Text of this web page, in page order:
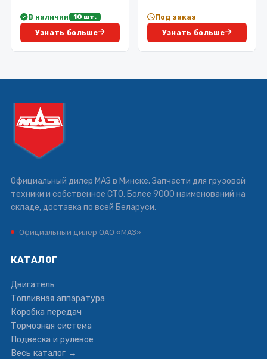
В наличии 10 шт.
Узнать больше
Под заказ
Узнать больше
Официальный дилер МАЗ в Минске. Запчасти для грузовой
техники и собственное СТО. Более 9000 наименований на
складе, доставка по всей Беларуси.
Официальный дилер ОАО «МАЗ»
КАТАЛОГ
Двигатель
Топливная аппаратура
Коробка передач
Тормозная система
Подвеска и рулевое
Весь каталог →